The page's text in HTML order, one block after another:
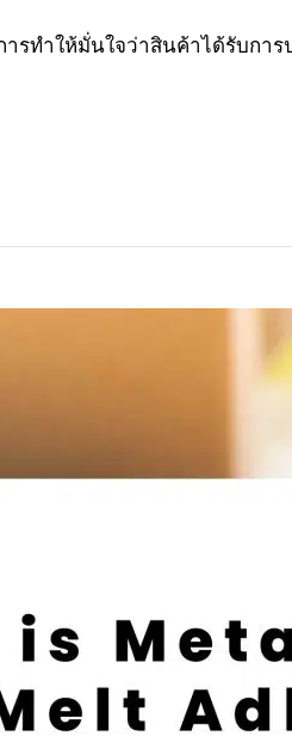
รทำให้มั่นใจว่าสินค้าได้รับกา